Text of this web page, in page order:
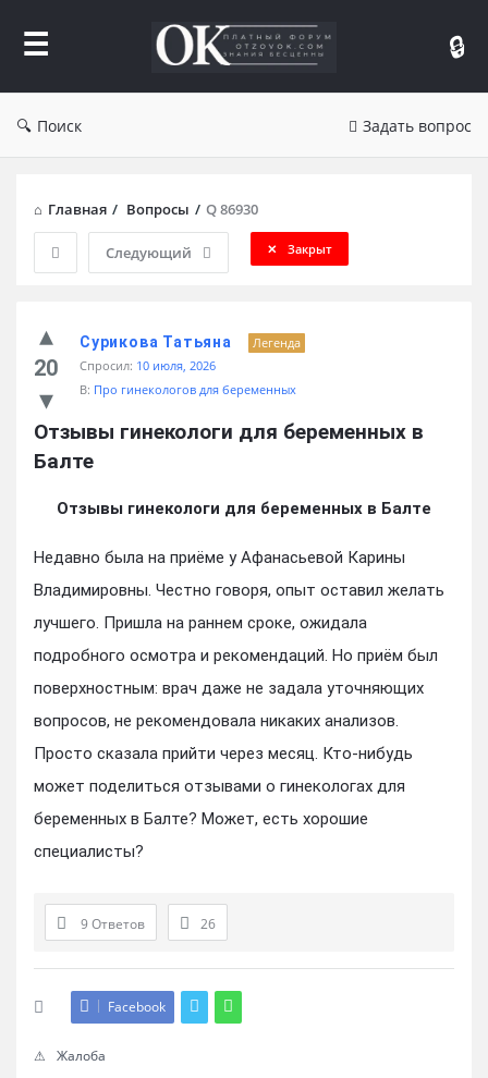
Отзывы
Поиск Задать вопрос
Главная / Вопросы / Q 86930
Следующий Закрыт
20
Сурикова Татьяна
Легенда
Спросил: 10 июля, 2026
В: Про гинекологов для беременных
Отзывы гинекологи для беременных в
Балте
Отзывы гинекологи для беременных в Балте
Недавно была на приёме у Афанасьевой Карины
Владимировны. Честно говоря, опыт оставил желать
лучшего. Пришла на раннем сроке, ожидала
подробного осмотра и рекомендаций. Но приём был
поверхностным: врач даже не задала уточняющих
вопросов, не рекомендовала никаких анализов.
Просто сказала прийти через месяц. Кто-нибудь
может поделиться отзывами о гинекологах для
беременных в Балте? Может, есть хорошие
специалисты?
9 Ответов 26
Facebook
Жалоба